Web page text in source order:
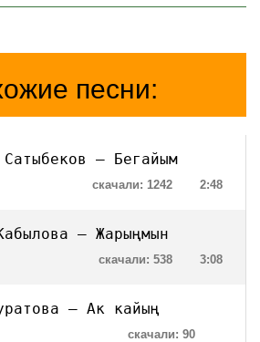
песни:
Сатыбеков — Бегайым
2:48
скачали: 1242
— Жарыңмын
3:08
скачали: 538
— Ак кайың
скачали: 90